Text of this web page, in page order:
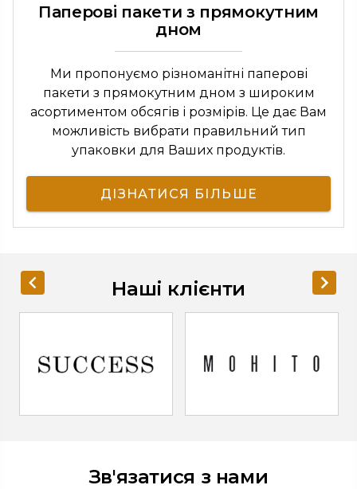
Паперові пакети з прямокутним
дном
Ми пропонуємо різноманітні паперові
пакети з прямокутним дном з широким
асортиментом обсягів і розмірів. Це дає Вам
можливість вибрати правильний тип
упаковки для Ваших продуктів.
ДІЗНАТИСЯ БІЛЬШЕ
Наші клієнти
Зв'язатися з нами